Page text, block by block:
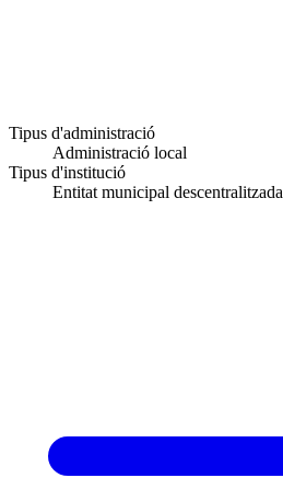
Tipus d'administració
Administració local
Tipus d'institució
Entitat municipal descentralitzada